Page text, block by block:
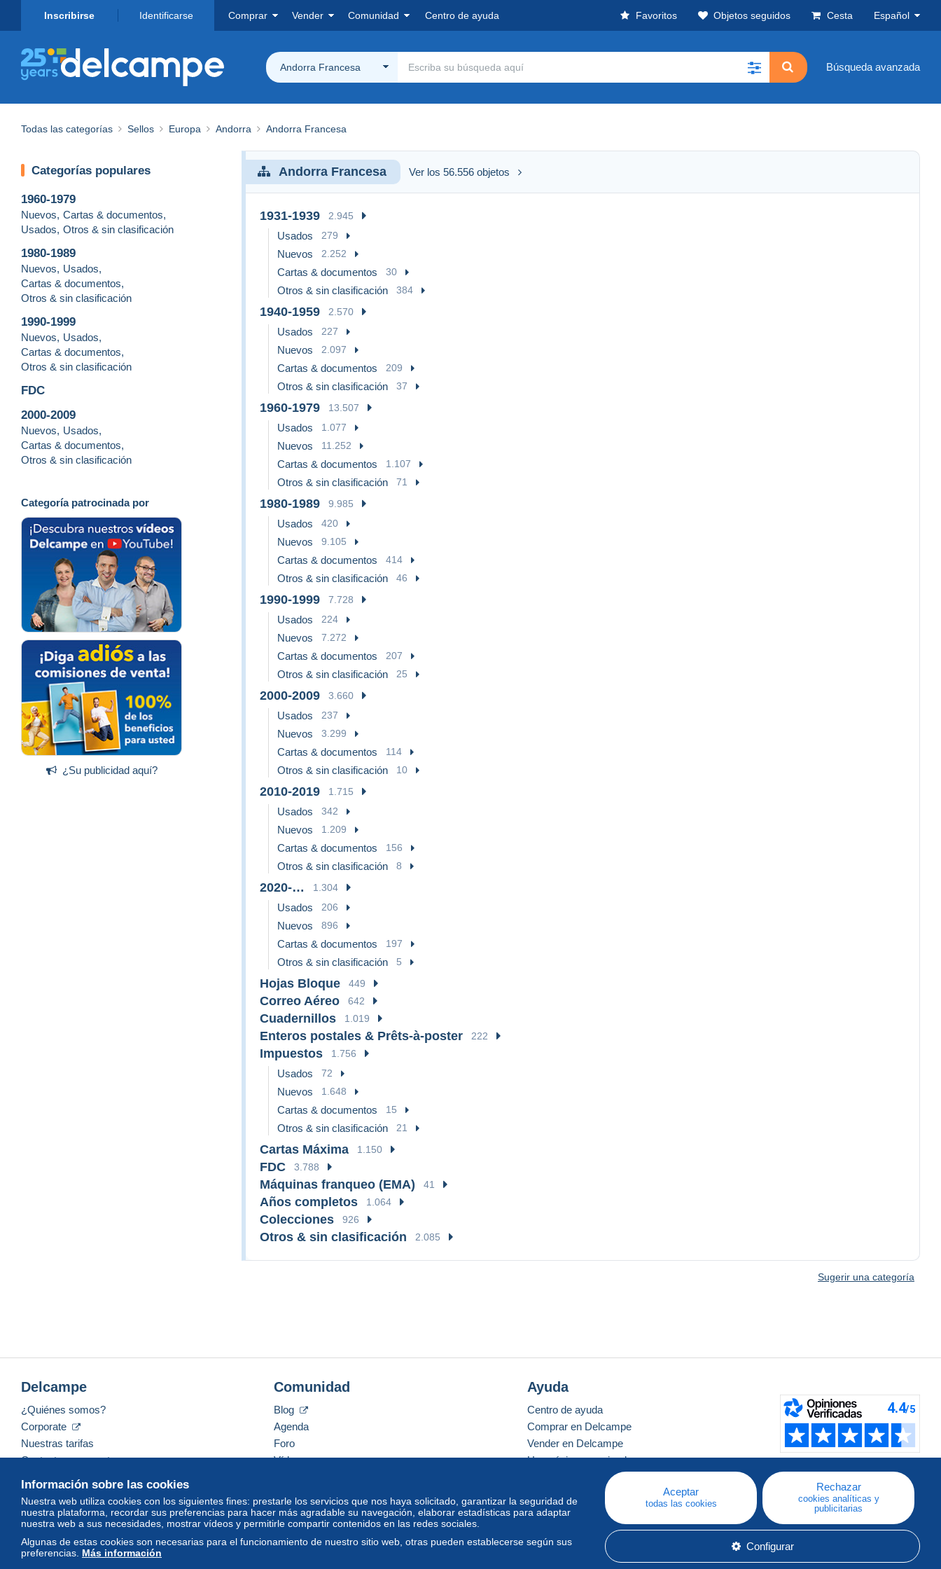
Inscribirse Identificarse Comprar Vender Comunidad Centro de ayuda Favoritos Objetos seguidos Cesta Español
Andorra Francesa Búsqueda avanzada
Todas las categorías Sellos Europa Andorra Andorra Francesa
Categorías populares
1960-1979
Nuevos, Cartas & documentos,
Usados, Otros & sin clasificación
1980-1989
Nuevos, Usados,
Cartas & documentos,
Otros & sin clasificación
1990-1999
Nuevos, Usados,
Cartas & documentos,
Otros & sin clasificación
FDC
2000-2009
Nuevos, Usados,
Cartas & documentos,
Otros & sin clasificación
Categoría patrocinada por
¿Su publicidad aquí?
Andorra Francesa Ver los 56.556 objetos
1931-1939 2.945
Usados 279
Nuevos 2.252
Cartas & documentos 30
Otros & sin clasificación 384
1940-1959 2.570
Usados 227
Nuevos 2.097
Cartas & documentos 209
Otros & sin clasificación 37
1960-1979 13.507
Usados 1.077
Nuevos 11.252
Cartas & documentos 1.107
Otros & sin clasificación 71
1980-1989 9.985
Usados 420
Nuevos 9.105
Cartas & documentos 414
Otros & sin clasificación 46
1990-1999 7.728
Usados 224
Nuevos 7.272
Cartas & documentos 207
Otros & sin clasificación 25
2000-2009 3.660
Usados 237
Nuevos 3.299
Cartas & documentos 114
Otros & sin clasificación 10
2010-2019 1.715
Usados 342
Nuevos 1.209
Cartas & documentos 156
Otros & sin clasificación 8
2020-… 1.304
Usados 206
Nuevos 896
Cartas & documentos 197
Otros & sin clasificación 5
Hojas Bloque 449
Correo Aéreo 642
Cuadernillos 1.019
Enteros postales & Prêts-à-poster 222
Impuestos 1.756
Usados 72
Nuevos 1.648
Cartas & documentos 15
Otros & sin clasificación 21
Cartas Máxima 1.150
FDC 3.788
Máquinas franqueo (EMA) 41
Años completos 1.064
Colecciones 926
Otros & sin clasificación 2.085
Sugerir una categoría
Información sobre las cookies
Nuestra web utiliza cookies con los siguientes fines: prestarle los servicios que nos haya solicitado, garantizar la seguridad de
nuestra plataforma, recordar sus preferencias para hacer más agradable su navegación, elaborar estadísticas para adaptar
nuestra web a sus necesidades, mostrar vídeos y permitirle compartir contenidos en las redes sociales.
Algunas de estas cookies son necesarias para el funcionamiento de nuestro sitio web, otras pueden establecerse según sus
preferencias. Más información
Aceptar
todas las cookies
Rechazar
cookies analíticas y
publicitarias
Configurar
Delcampe
¿Quiénes somos?
Corporate
Nuestras tarifas
Contacte con nosotros
Comunidad
Blog
Agenda
Foro
Vídeos
Ayuda
Centro de ayuda
Comprar en Delcampe
Vender en Delcampe
Una página securizada
Español USD America/Indiana/Vevay Modo estándar
© Delcampe International srl. Todos los derechos reservados.